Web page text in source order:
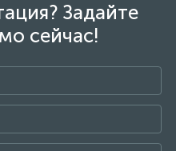
Задайте
сейчас!